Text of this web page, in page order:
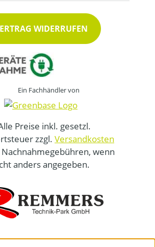
WIDERRUFEN
Ein Fachhändler von
Preise inkl. gesetzl.
zzgl. Versandkosten
wenn
anders angegeben.